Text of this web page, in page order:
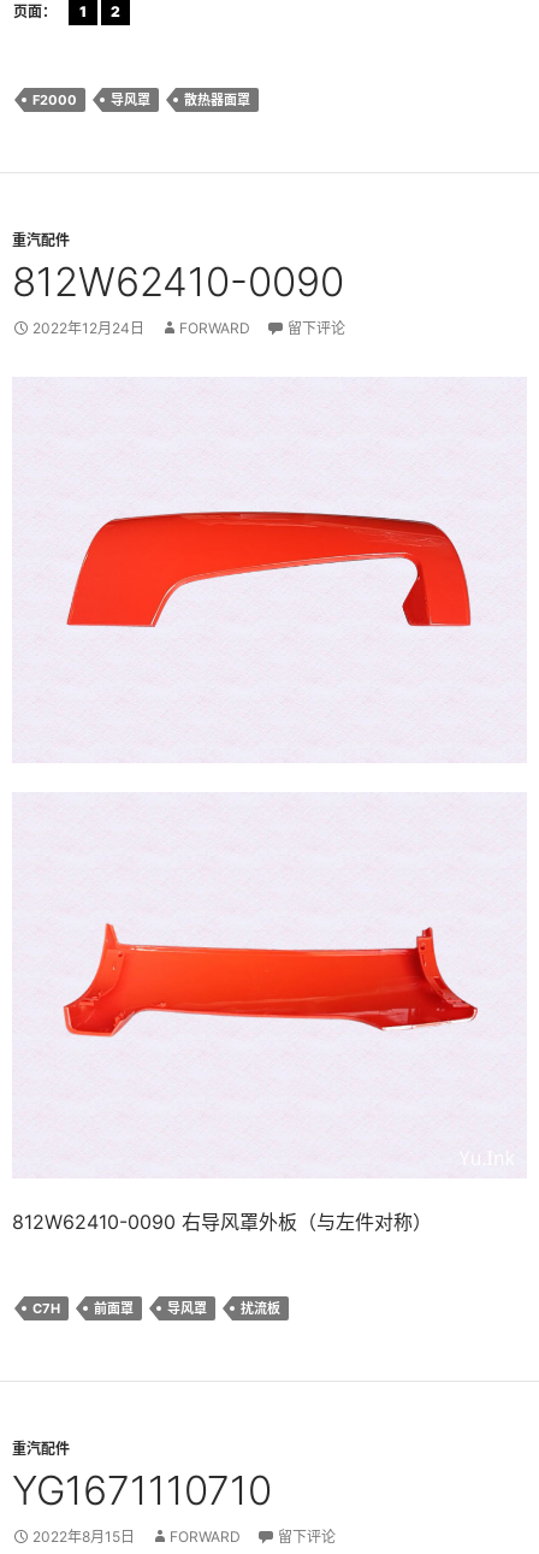
页面： 1 2
F2000 导风罩 散热器面罩
重汽配件
812W62410-0090
2022年12月24日 FORWARD 留下评论
812W62410-0090 右导风罩外板（与左件对称）
C7H 前面罩 导风罩 扰流板
重汽配件
YG1671110710
2022年8月15日 FORWARD 留下评论